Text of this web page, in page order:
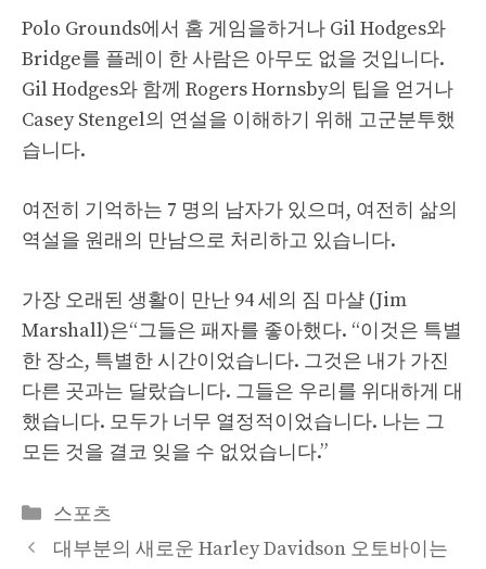
Polo Grounds에서 홈 게임을하거나 Gil Hodges와
Bridge를 플레이 한 사람은 아무도 없을 것입니다.
Gil Hodges와 함께 Rogers Hornsby의 팁을 얻거나
Casey Stengel의 연설을 이해하기 위해 고군분투했
습니다.
여전히 기억하는 7 명의 남자가 있으며, 여전히 삶의
역설을 원래의 만남으로 처리하고 있습니다.
가장 오래된 생활이 만난 94 세의 짐 마샬 (Jim
Marshall)은“그들은 패자를 좋아했다. “이것은 특별
한 장소, 특별한 시간이었습니다. 그것은 내가 가진
다른 곳과는 달랐습니다. 그들은 우리를 위대하게 대
했습니다. 모두가 너무 열정적이었습니다. 나는 그
모든 것을 결코 잊을 수 없었습니다.”
Categories
스포츠
대부분의 새로운 Harley Davidson 오토바이는